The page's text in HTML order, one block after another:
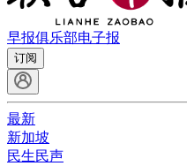
早报俱乐部电子报
订阅
最新
新加坡
民生民声